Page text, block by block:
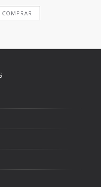
original
COMPRAR
Este